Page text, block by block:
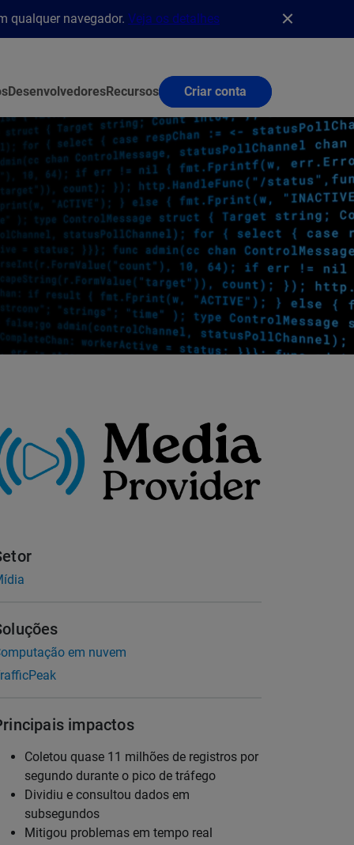
qualquer navegador. Veja os detalhes
DesenvolvedoresRecursos Criar conta
em nuvem
impactos
Coletou quase 11 milhões de registros por
segundo durante o pico de tráfego
Dividiu e consultou dados em
subsegundos
Mitigou problemas em tempo real